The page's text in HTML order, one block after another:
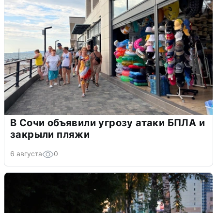
В Сочи объявили угрозу атаки БПЛА и
закрыли пляжи
6 августа 0